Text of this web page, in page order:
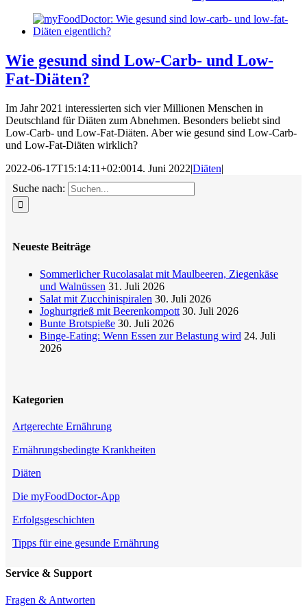
Wie gesund sind Low-Carb- und Low-
Fat-Diäten?
Im Jahr 2021 interessierten sich vier Millionen Menschen in
Deutschland für Diäten zum Abnehmen. Besonders beliebt sind
Low-Carb- und Low-Fat-Diäten. Aber wie gesund sind Low-Carb-
und Low-Fat-Diäten wirklich?
2022-06-17T15:14:11+02:0014. Juni 2022|Diäten|
Suche nach:
Neueste Beiträge
Sommerlicher Rucolasalat mit Maulbeeren, Ziegenkäse
und Walnüssen 31. Juli 2026
Salat mit Zucchinispiralen 30. Juli 2026
Joghurtgrieß mit Beerenkompott 30. Juli 2026
Bunte Brotspieße 30. Juli 2026
Binge-Eating: Wenn Essen zur Belastung wird 24. Juli
2026
Kategorien
Artgerechte Ernährung
Ernährungsbedingte Krankheiten
Diäten
Die myFoodDoctor-App
Erfolgsgeschichten
Tipps für eine gesunde Ernährung
Service & Support
Fragen & Antworten